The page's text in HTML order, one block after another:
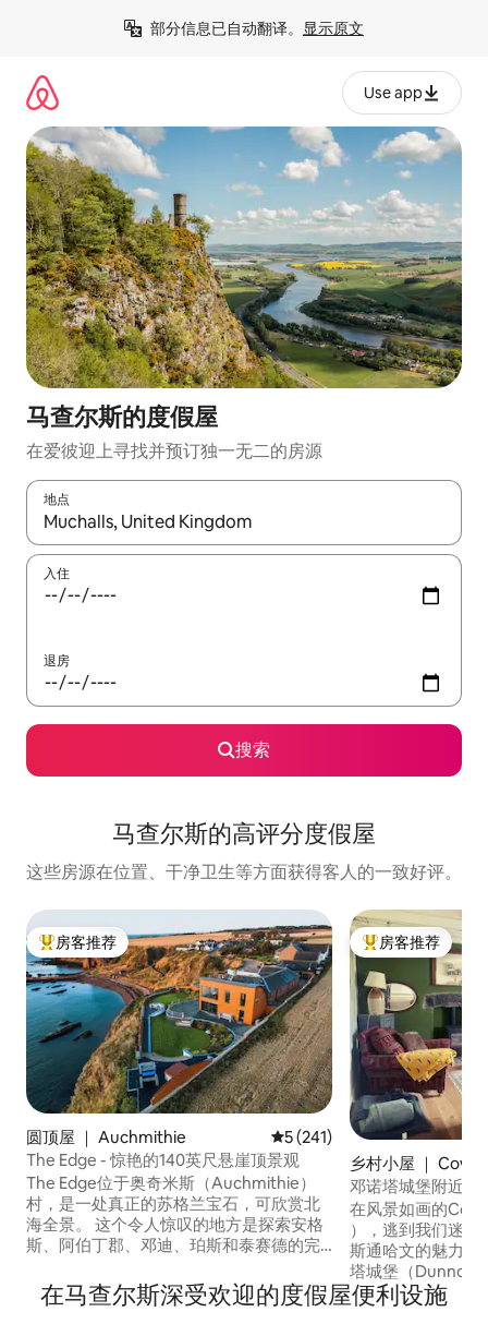
部分信息已自动翻译。 显示原文
Use app
马查尔斯的度假屋
在爱彼迎上寻找并预订独一无二的房源
地点
如有搜索结果，请使用上下方向键查看，或通过点击或滑动手势
入住
退房
搜索
马查尔斯的高评分度假屋
这些房源在位置、干净卫生等方面获得客人的一致好评。
热门「房客推荐」
房客推荐
圆顶屋 ｜ Auchmithie 平均评分 5 分（满分 5 分），
5 (241)
The Edge - 惊艳的140英尺悬崖顶景观
The Edge位于奥奇米斯（Auchmithie）
村，是一处真正的苏格兰宝石，可欣赏北
海全景。 这个令人惊叹的地方是探索安格
斯、阿伯丁郡、邓迪、珀斯和泰赛德的完
（Carnoustie）或圣安德鲁斯（St
Andrews）打高尔夫球，在格伦斯
热门「房客推荐」
房客推荐
乡村小屋 ｜ Cowie
邓诺塔城堡附近
携带狗狗入住
在风景如画的
），逃到我们迷人的
斯通哈文的魅力，
塔城堡（
口和令人愉悦的当
来这里度过家庭假
在马查尔斯深受欢迎的度假屋便利设施